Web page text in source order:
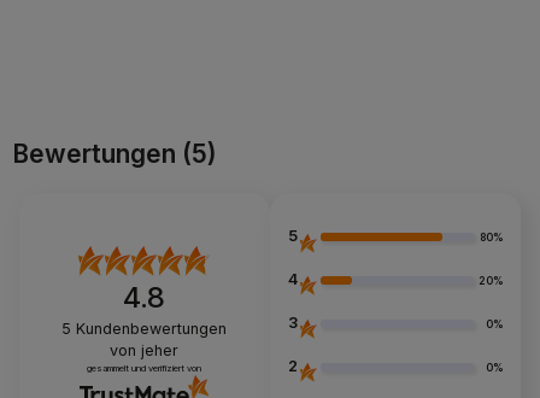
Bewertungen (5)
4.8
5 Kundenbewertungen
von jeher
gesammelt und verifiziert von
5 80%
4 20%
3 0%
2 0%